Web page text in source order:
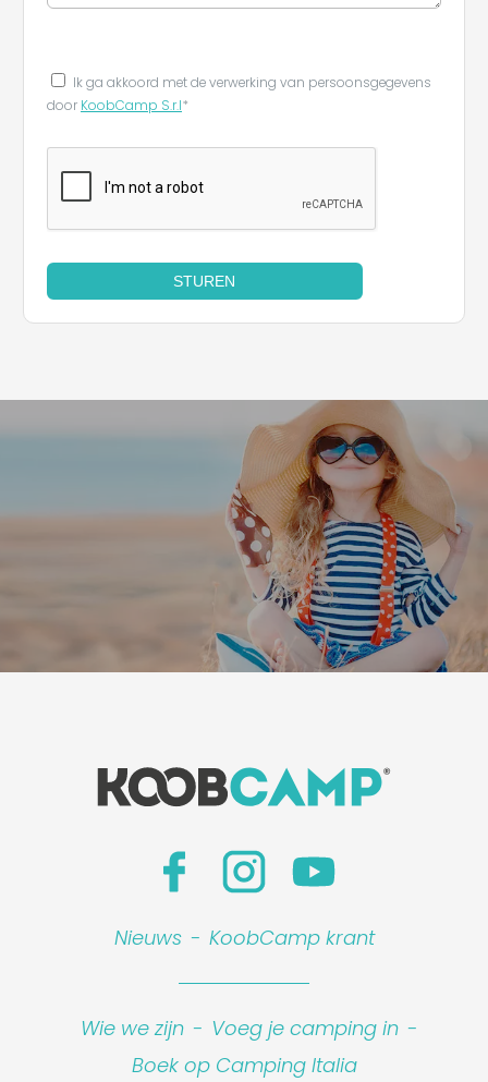
Ik ga akkoord met de verwerking van persoonsgegevens
door KoobCamp S.r.l*
STUREN
Nieuws - KoobCamp krant
Wie we zijn - Voeg je camping in -
Boek op Camping Italia